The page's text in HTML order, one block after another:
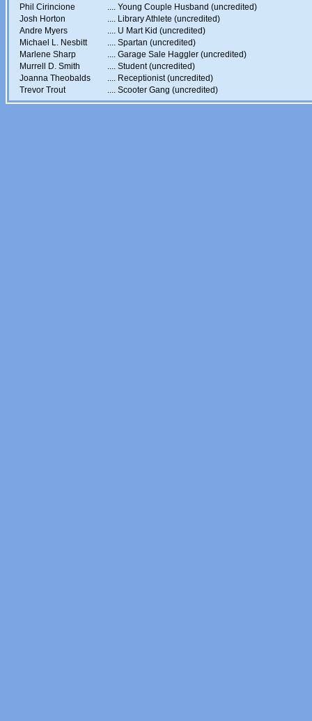
Phil Cirincione .... Young Couple Husband (uncredited)
Josh Horton
.... Library Athlete (uncredited)
Andre Myers
.... U Mart Kid (uncredited)
Michael L. Nesbitt
.... Spartan (uncredited)
Marlene Sharp
.... Garage Sale Haggler (uncredited)
Murrell D. Smith
.... Student (uncredited)
Joanna Theobalds
.... Receptionist (uncredited)
Trevor Trout
.... Scooter Gang (uncredited)